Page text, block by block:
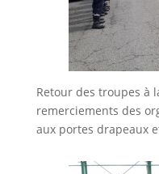
Retour des troupes à
remerciements des
aux portes drapeaux